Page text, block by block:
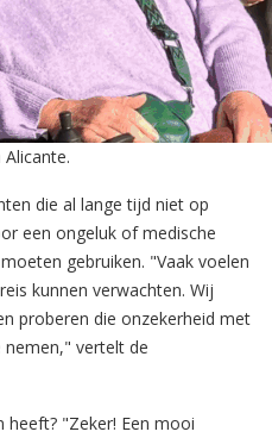
die al lange tijd niet op
een ongeluk of medische
gebruiken. "Vaak voelen
kunnen verwachten. Wij
proberen die onzekerheid met
vertelt de
heeft? "Zeker! Een mooi